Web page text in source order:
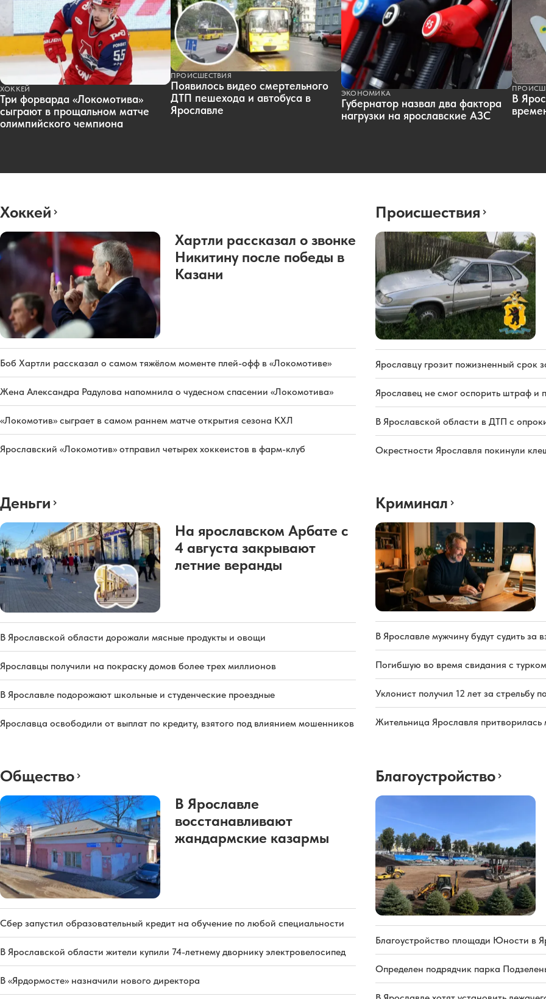
ХОККЕЙ
Три форварда «Локомотива»
сыграют в прощальном матче
олимпийского чемпиона
ПРОИСШЕСТВИЯ
Появилось видео смертельного
ДТП пешехода и автобуса в
Ярославле
ЭКОНОМИКА
Губернатор назвал два фактора
нагрузки на ярославские АЗС
В
Хоккей
Хартли рассказал о звонке
Никитину после победы в
Казани
Боб Хартли рассказал о самом тяжёлом моменте плей-офф в «Локомотиве»
Жена Александра Радулова напомнила о чудесном спасении «Локомотива»
«Локомотив» сыграет в самом раннем матче открытия сезона КХЛ
Ярославский «Локомотив» отправил четырех хоккеистов в фарм-клуб
Происшествия
Ярославцу грозит пожизненный срок
Ярославец не смог оспорить штраф и
В Ярославской области в ДТП с
Окрестности Ярославля покинули
Деньги
На ярославском Арбате с
4 августа закрывают
летние веранды
В Ярославской области дорожали мясные продукты и овощи
Ярославцы получили на покраску домов более трех миллионов
В Ярославле подорожают школьные и студенческие проездные
Ярославца освободили от выплат по кредиту, взятого под влиянием мошенников
Криминал
В Ярославле мужчину будут судить за
Погибшую во время свидания с
Уклонист получил 12 лет за стрельбу
Жительница Ярославля
Общество
В Ярославле
восстанавливают
жандармские казармы
Сбер запустил образовательный кредит на обучение по любой специальности
В Ярославской области жители купили 74-летнему дворнику электровелосипед
В «Ярдормосте» назначили нового директора
Благоустройство
Благоустройство площади Юности в
Определен подрядчик парка